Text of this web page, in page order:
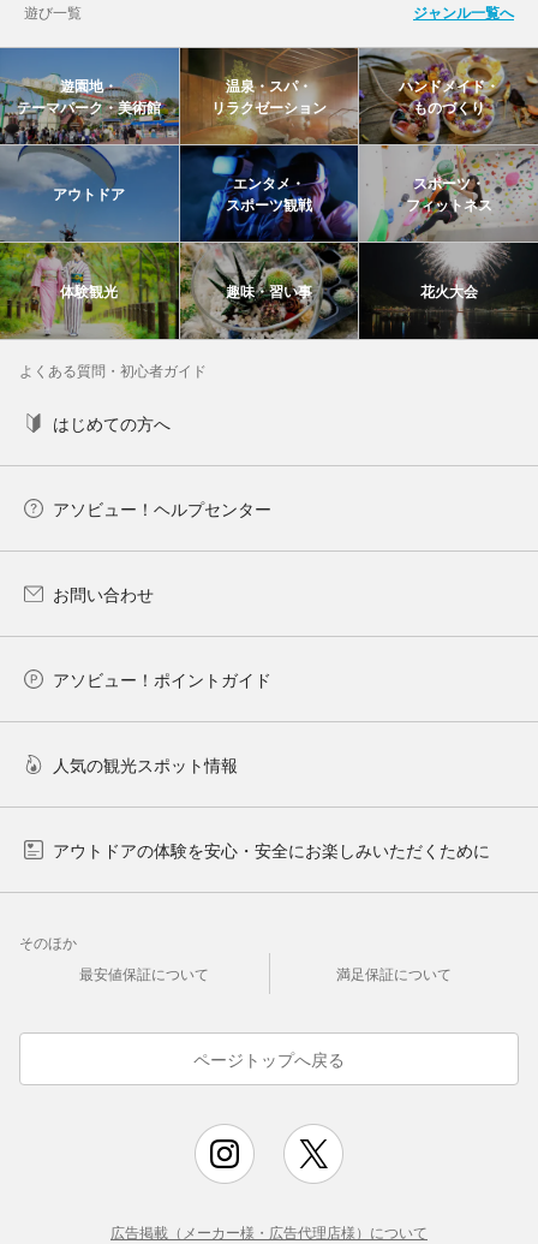
遊び一覧 ジャンル一覧へ
遊園地・
テーマパーク・美術館
温泉・スパ・
リラクゼーション
ハンドメイド・
ものづくり
アウトドア
エンタメ・
スポーツ観戦
スポーツ・
フィットネス
体験観光 趣味・習い事 花火大会
よくある質問・初心者ガイド
はじめての方へ
アソビュー！ヘルプセンター
お問い合わせ
アソビュー！ポイントガイド
人気の観光スポット情報
アウトドアの体験を安心・安全にお楽しみいただくために
そのほか
最安値保証について
満足保証について
ページトップへ戻る
広告掲載（メーカー様・広告代理店様）について